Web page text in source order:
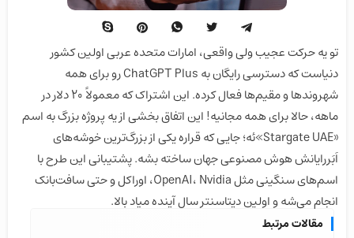
تو یه حرکت عجیب ولی واقعی، امارات متحده عربی اولین کشور
دنیاست که دسترسی رایگان به ChatGPT Plus رو برای همه
شهروندها و مقیم‌ها فعال کرده. این اشتراک که معمولاً ۲۰ دلار در
ماهه، حالا برای همه مجانیه! این اتفاق بخشی از یه پروژه بزرگ به اسم
«Stargate UAE»‌ئه؛ جایی که قراره یکی از بزرگ‌ترین خوشه‌های
اَبَررایانش هوش مصنوعی جهان ساخته بشه. پشتیبانی این طرح با
اسم‌های سنگینی مثل OpenAI، Nvidia، اوراکل و حتی سافت‌بانک
انجام می‌شه و اولین دیتاسنتر سال آینده میاد بالا.
مقالات مرتبط